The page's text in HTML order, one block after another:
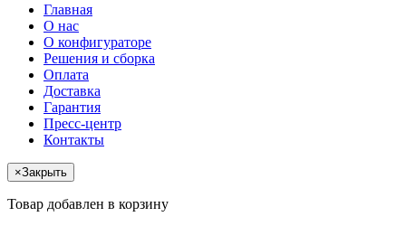
Главная
О нас
О конфигураторе
Решения и сборка
Оплата
Доставка
Гарантия
Пресс-центр
Контакты
×Закрыть
Товар добавлен в корзину